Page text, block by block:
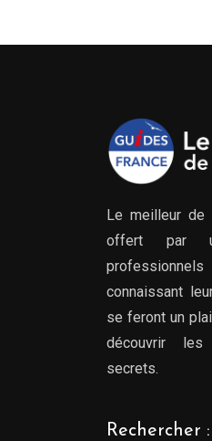
Le meilleur de
offert par
connaissant
se feront un
découvrir
secrets.
Rechercher :